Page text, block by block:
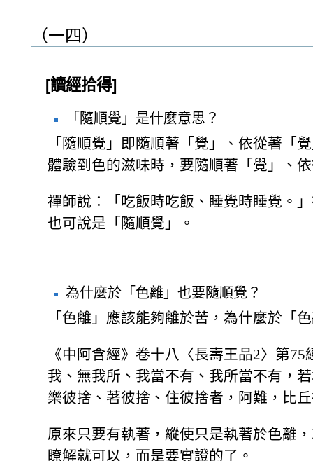
（一四）
[讀經拾得]
「隨順覺」是什麼意思？
「隨順覺」即隨順著「覺」、依從著「
體驗到色的滋味時，要隨順著「覺」、
禪師說：「吃飯時吃飯、睡覺時睡覺。
也可說是「隨順覺」。
為什麼於「色離」也要隨順覺？
「色離」應該能夠離於苦，為什麼於「
《中阿含經》卷十八〈長壽王品2〉第
我、無我所、我當不有、我所當不有，
樂彼捨、著彼捨、住彼捨者，阿難，比
原來只要有執著，縱使只是執著於色離
瞭解就可以，而是要實證的了。